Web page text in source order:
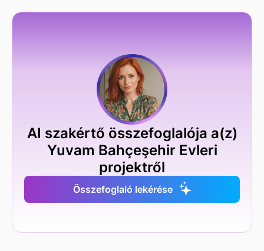
AI szakértő összefoglalója a(z)
Yuvam Bahçeşehir Evleri
projektről
Összefoglaló lekérése